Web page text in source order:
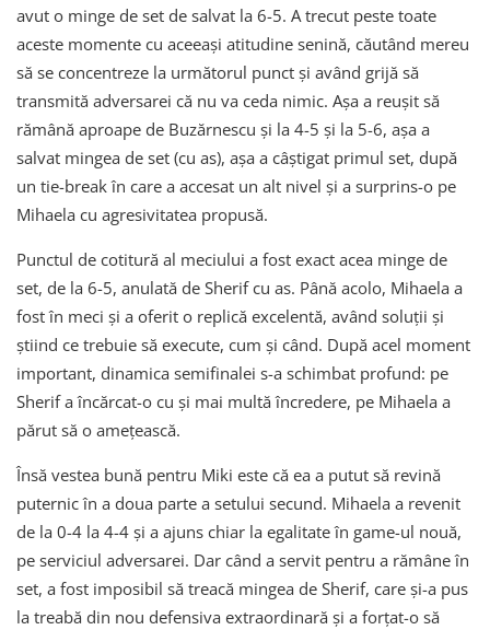
avut o minge de set de salvat la 6-5. A trecut peste toate
aceste momente cu aceeași atitudine senină, căutând mereu
să se concentreze la următorul punct și având grijă să
transmită adversarei că nu va ceda nimic. Așa a reușit să
rămână aproape de Buzărnescu și la 4-5 și la 5-6, așa a
salvat mingea de set (cu as), așa a câștigat primul set, după
un tie-break în care a accesat un alt nivel și a surprins-o pe
Mihaela cu agresivitatea propusă.
Punctul de cotitură al meciului a fost exact acea minge de
set, de la 6-5, anulată de Sherif cu as. Până acolo, Mihaela a
fost în meci și a oferit o replică excelentă, având soluții și
știind ce trebuie să execute, cum și când. După acel moment
important, dinamica semifinalei s-a schimbat profund: pe
Sherif a încărcat-o cu și mai multă încredere, pe Mihaela a
părut să o amețească.
Însă vestea bună pentru Miki este că ea a putut să revină
puternic în a doua parte a setului secund. Mihaela a revenit
de la 0-4 la 4-4 și a ajuns chiar la egalitate în game-ul nouă,
pe serviciul adversarei. Dar când a servit pentru a rămâne în
set, a fost imposibil să treacă mingea de Sherif, care și-a pus
la treabă din nou defensiva extraordinară și a forțat-o să